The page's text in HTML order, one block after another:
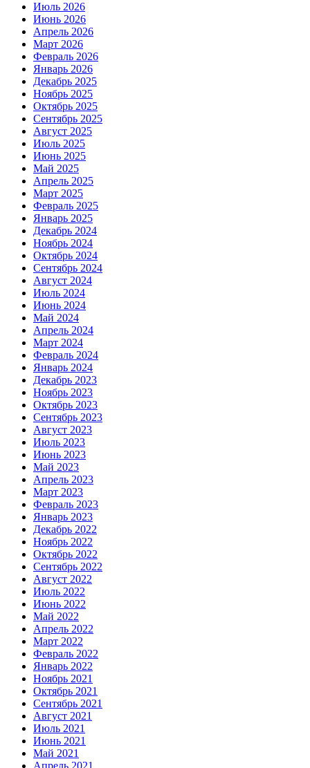
Июль 2026
Июнь 2026
Апрель 2026
Март 2026
Февраль 2026
Январь 2026
Декабрь 2025
Ноябрь 2025
Октябрь 2025
Сентябрь 2025
Август 2025
Июль 2025
Июнь 2025
Май 2025
Апрель 2025
Март 2025
Февраль 2025
Январь 2025
Декабрь 2024
Ноябрь 2024
Октябрь 2024
Сентябрь 2024
Август 2024
Июль 2024
Июнь 2024
Май 2024
Апрель 2024
Март 2024
Февраль 2024
Январь 2024
Декабрь 2023
Ноябрь 2023
Октябрь 2023
Сентябрь 2023
Август 2023
Июль 2023
Июнь 2023
Май 2023
Апрель 2023
Март 2023
Февраль 2023
Январь 2023
Декабрь 2022
Ноябрь 2022
Октябрь 2022
Сентябрь 2022
Август 2022
Июль 2022
Июнь 2022
Май 2022
Апрель 2022
Март 2022
Февраль 2022
Январь 2022
Ноябрь 2021
Октябрь 2021
Сентябрь 2021
Август 2021
Июль 2021
Июнь 2021
Май 2021